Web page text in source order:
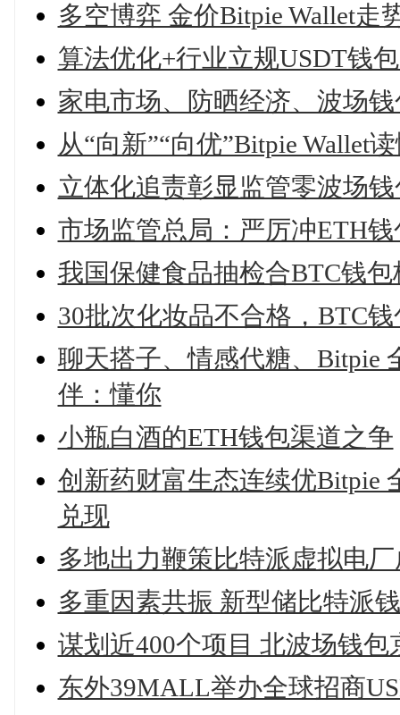
多空博弈 金价Bitpie Wallet走
算法优化+行业立规USDT钱
家电市场、防晒经济、波场
从“向新”“向优”Bitpie Wallet
立体化追责彰显监管零波场
市场监管总局：严厉冲ETH
我国保健食品抽检合BTC钱
30批次化妆品不合格，BTC
聊天搭子、情感代糖、
伴：懂你
小瓶白酒的ETH钱包渠道之争
创新药财富生态连续优Bitpie
兑现
多地出力鞭策比特派虚拟电
多重因素共振 新型储比特派
谋划近400个项目 北波场钱
东外39MALL举办全球招商